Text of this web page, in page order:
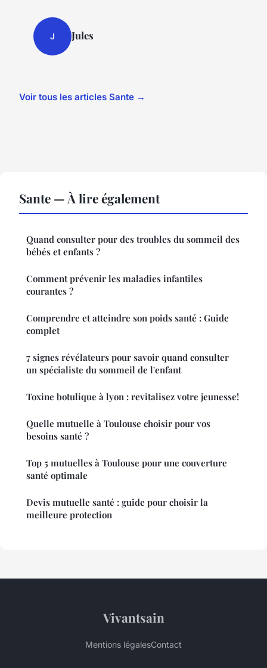
J Jules
Voir tous les articles Sante →
Sante — À lire également
Quand consulter pour des troubles du sommeil des
bébés et enfants ?
Comment prévenir les maladies infantiles
courantes ?
Comprendre et atteindre son poids santé : Guide
complet
7 signes révélateurs pour savoir quand consulter
un spécialiste du sommeil de l'enfant
Toxine botulique à lyon : revitalisez votre jeunesse!
Quelle mutuelle à Toulouse choisir pour vos
besoins santé ?
Top 5 mutuelles à Toulouse pour une couverture
santé optimale
Devis mutuelle santé : guide pour choisir la
meilleure protection
Vivantsain
Mentions légalesContact